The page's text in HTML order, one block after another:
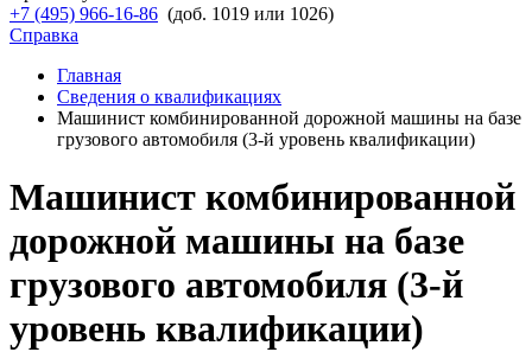
+7 (495) 966-16-86 (доб. 1019 или 1026)
Справка
Главная
Сведения о квалификациях
Машинист комбинированной дорожной машины на базе
грузового автомобиля (3-й уровень квалификации)
Машинист комбинированной
дорожной машины на базе
грузового автомобиля (3-й
уровень квалификации)